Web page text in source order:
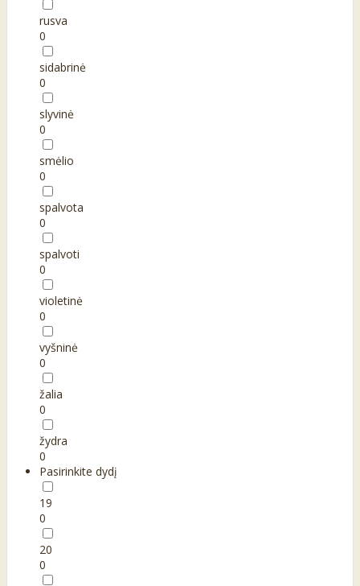
rusva
0
sidabrinė
0
slyvinė
0
smėlio
0
spalvota
0
spalvoti
0
violetinė
0
vyšninė
0
žalia
0
žydra
0
Pasirinkite dydį
19
0
20
0